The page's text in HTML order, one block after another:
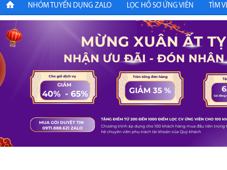
NHÓM TUYỂN DỤNG ZALO LỌC HỒ SƠ ỨNG VIÊN TÌM